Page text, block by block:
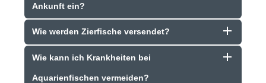
Ankunft ein?
Wie werden Zierfische versendet?
Wie kann ich Krankheiten bei
Aquarienfischen vermeiden?